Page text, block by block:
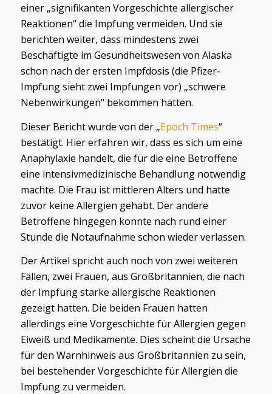
einer „signifikanten Vorgeschichte allergischer
Reaktionen“ die Impfung vermeiden. Und sie
berichten weiter, dass mindestens zwei
Beschäftigte im Gesundheitswesen von Alaska
schon nach der ersten Impfdosis (die Pfizer-
Impfung sieht zwei Impfungen vor) „schwere
Nebenwirkungen“ bekommen hätten.
Dieser Bericht wurde von der „Epoch Times“
bestätigt. Hier erfahren wir, dass es sich um eine
Anaphylaxie handelt, die für die eine Betroffene
eine intensivmedizinische Behandlung notwendig
machte. Die Frau ist mittleren Alters und hatte
zuvor keine Allergien gehabt. Der andere
Betroffene hingegen konnte nach rund einer
Stunde die Notaufnahme schon wieder verlassen.
Der Artikel spricht auch noch von zwei weiteren
Fällen, zwei Frauen, aus Großbritannien, die nach
der Impfung starke allergische Reaktionen
gezeigt hatten. Die beiden Frauen hatten
allerdings eine Vorgeschichte für Allergien gegen
Eiweiß und Medikamente. Dies scheint die Ursache
für den Warnhinweis aus Großbritannien zu sein,
bei bestehender Vorgeschichte für Allergien die
Impfung zu vermeiden.